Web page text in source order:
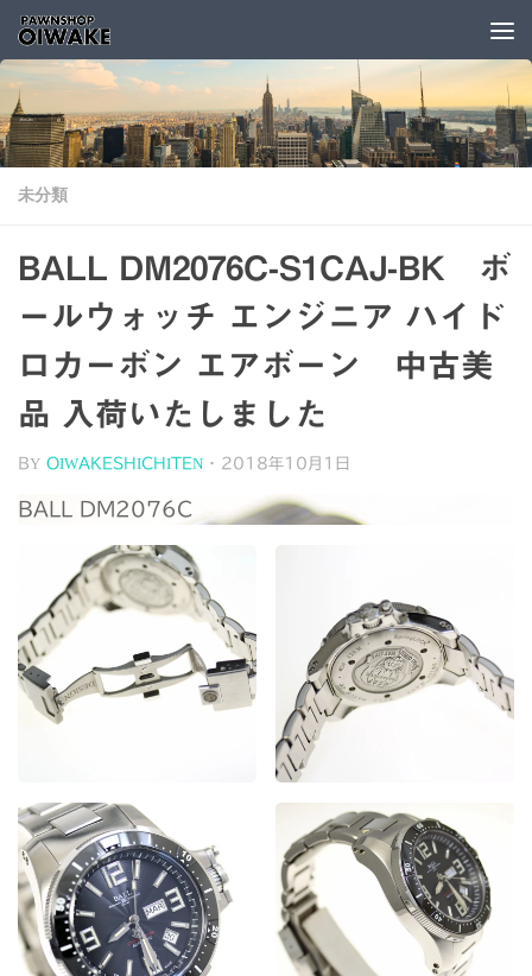
コンテンツへスキップ
未分類
BALL DM2076C-S1CAJ-BK ボ
ールウォッチ エンジニア ハイド
ロカーボン エアボーン 中古美
品 入荷いたしました
BY OIWAKESHICHITEN · 2018年10月1日
BALL DM2076C